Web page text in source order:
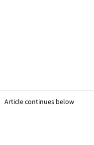
Article continues below